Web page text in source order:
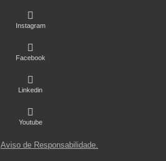
Instagram
Facebook
Linkedin
Youtube
Aviso de Responsabilidade.